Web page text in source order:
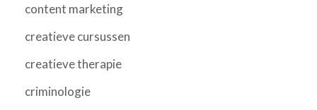
content marketing
creatieve cursussen
creatieve therapie
criminologie